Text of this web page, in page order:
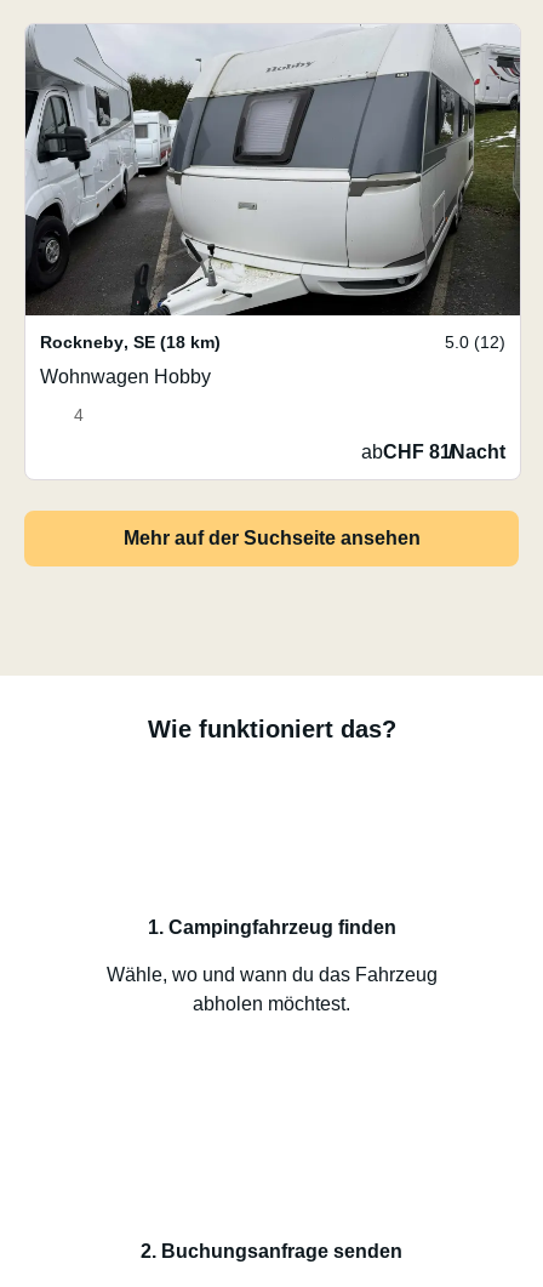
Rockneby, SE (18 km) 5.0 (12)
Wohnwagen Hobby
4
abCHF 81/Nacht
Mehr auf der Suchseite ansehen
Wie funktioniert das?
1. Campingfahrzeug finden
Wähle, wo und wann du das Fahrzeug
abholen möchtest.
2. Buchungsanfrage senden